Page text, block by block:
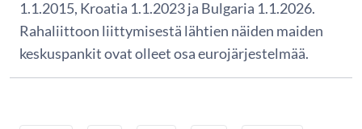
1.1.2015, Kroatia 1.1.2023 ja Bulgaria 1.1.2026.
Rahaliittoon liittymisestä lähtien näiden maiden
keskuspankit ovat olleet osa eurojärjestelmää.